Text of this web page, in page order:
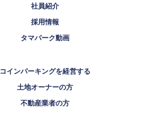
社員紹介
採用情報
タマパーク動画
コインパーキングを経営する
土地オーナーの方
不動産業者の方